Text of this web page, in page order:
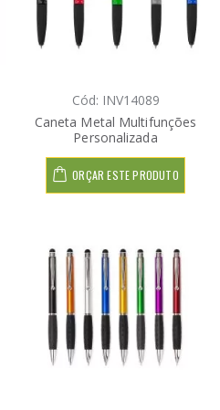
Cód: INV14089
Caneta Metal Multifunções
Personalizada
ORÇAR ESTE PRODUTO